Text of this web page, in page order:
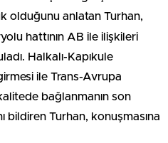
olduğunu anlatan Turhan,
hattının AB ile ilişkileri
Halkalı-Kapıkule
ile Trans-Avrupa
bağlanmanın son
bildiren Turhan, konuşmasına